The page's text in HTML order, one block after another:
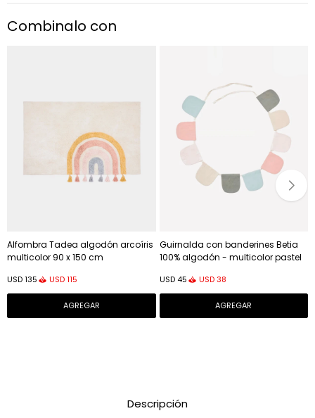
Combinalo con
Alfombra Tadea algodón arcoíris
multicolor 90 x 150 cm
USD135 USD115
Guirnalda con banderines Betia
100% algodón - multicolor pastel
USD 45 USD 38
Descripción